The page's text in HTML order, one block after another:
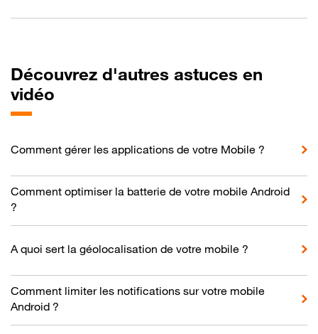
Découvrez d'autres astuces en
vidéo
Comment gérer les applications de votre Mobile ?
Comment optimiser la batterie de votre mobile Android
?
A quoi sert la géolocalisation de votre mobile ?
Comment limiter les notifications sur votre mobile
Android ?